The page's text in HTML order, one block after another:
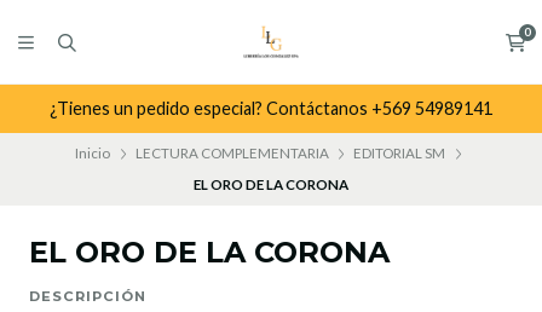
0
¿Tienes un pedido especial? Contáctanos +569 54989141
Inicio LECTURA COMPLEMENTARIA
EDITORIAL SM
EL ORO DE LA CORONA
EL ORO DE LA CORONA
DESCRIPCIÓN